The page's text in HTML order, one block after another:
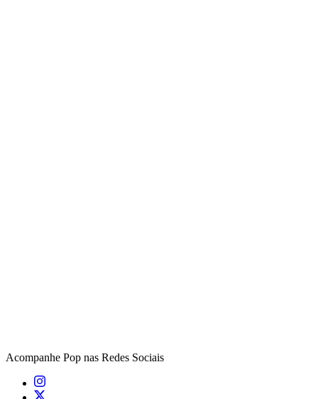
Acompanhe Pop nas Redes Sociais